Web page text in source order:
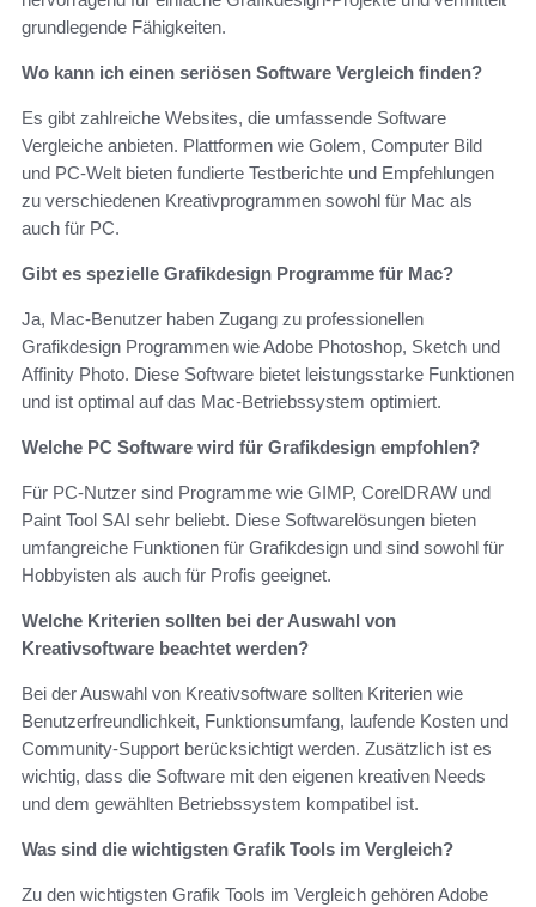
grundlegende Fähigkeiten.
Wo kann ich einen seriösen Software Vergleich finden?
Es gibt zahlreiche Websites, die umfassende Software
Vergleiche anbieten. Plattformen wie Golem, Computer Bild
und PC-Welt bieten fundierte Testberichte und Empfehlungen
zu verschiedenen Kreativprogrammen sowohl für Mac als
auch für PC.
Gibt es spezielle Grafikdesign Programme für Mac?
Ja, Mac-Benutzer haben Zugang zu professionellen
Grafikdesign Programmen wie Adobe Photoshop, Sketch und
Affinity Photo. Diese Software bietet leistungsstarke Funktionen
und ist optimal auf das Mac-Betriebssystem optimiert.
Welche PC Software wird für Grafikdesign empfohlen?
Für PC-Nutzer sind Programme wie GIMP, CorelDRAW und
Paint Tool SAI sehr beliebt. Diese Softwarelösungen bieten
umfangreiche Funktionen für Grafikdesign und sind sowohl für
Hobbyisten als auch für Profis geeignet.
Welche Kriterien sollten bei der Auswahl von
Kreativsoftware beachtet werden?
Bei der Auswahl von Kreativsoftware sollten Kriterien wie
Benutzerfreundlichkeit, Funktionsumfang, laufende Kosten und
Community-Support berücksichtigt werden. Zusätzlich ist es
wichtig, dass die Software mit den eigenen kreativen Needs
und dem gewählten Betriebssystem kompatibel ist.
Was sind die wichtigsten Grafik Tools im Vergleich?
Zu den wichtigsten Grafik Tools im Vergleich gehören Adobe